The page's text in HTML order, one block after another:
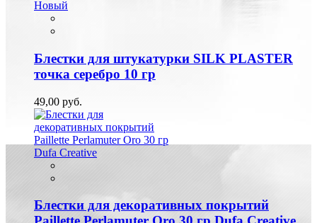
Новый
Блестки для штукатурки SILK PLASTER
точка серебро 10 гр
49,00 руб.
Блестки для декоративных покрытий